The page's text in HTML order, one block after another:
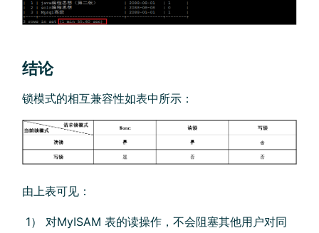
结论
锁模式的相互兼容性如表中所示：
由上表可见：
​ 1） 对MyISAM 表的读操作，不会阻塞其他用户对同